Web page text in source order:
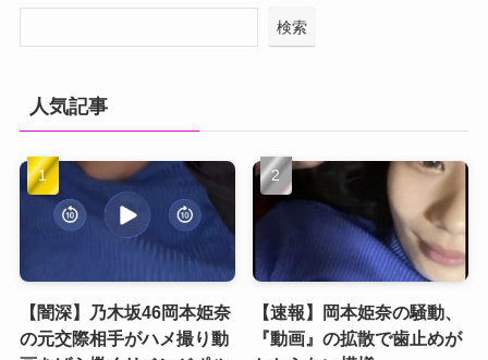
検索
人気記事
【闇深】乃木坂46岡本姫奈
の元交際相手がハメ撮り動
【速報】岡本姫奈の騒動、
『動画』の拡散で歯止めが